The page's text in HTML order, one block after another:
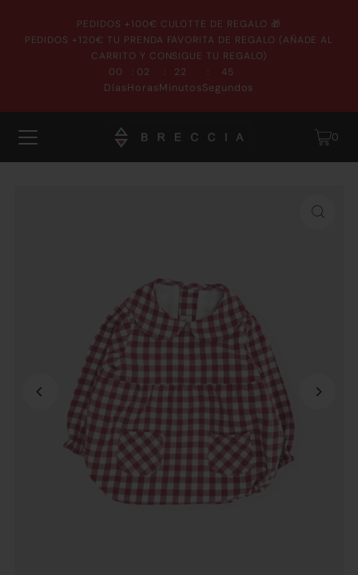
PEDIDOS +100€ CULOTTE DE REGALO 🎁
PEDIDOS +120€ TU PRENDA FAVORITA DE REGALO (AÑADE AL
CARRITO Y CONSIGUE TU REGALO)
00
Días
: 02
Horas
: 22
Minutos
: 45
Segundos
0